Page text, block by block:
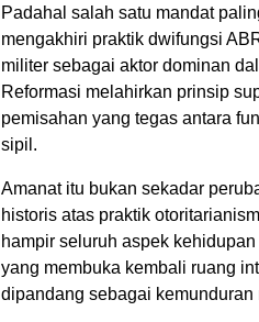
Padahal salah satu mandat
mengakhiri praktik dwifungsi
militer sebagai aktor dominan
Reformasi melahirkan prinsip
pemisahan yang tegas antara
sipil.
Amanat itu bukan sekadar
historis atas praktik
hampir seluruh aspek
yang membuka kembali ruang
dipandang sebagai kemunduran